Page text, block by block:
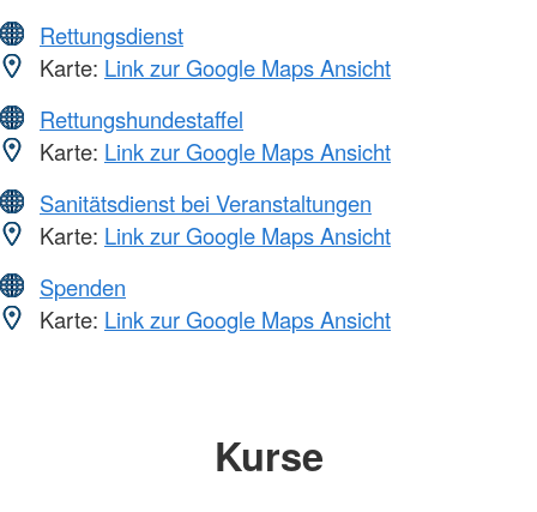
Rettungsdienst
Karte: Link zur Google Maps Ansicht
Rettungshundestaffel
Karte: Link zur Google Maps Ansicht
Sanitätsdienst bei Veranstaltungen
Karte: Link zur Google Maps Ansicht
Spenden
Karte: Link zur Google Maps Ansicht
Kurse